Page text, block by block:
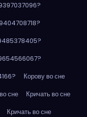
Корову во сне
сне
Кричать во сне
Кричать во сне